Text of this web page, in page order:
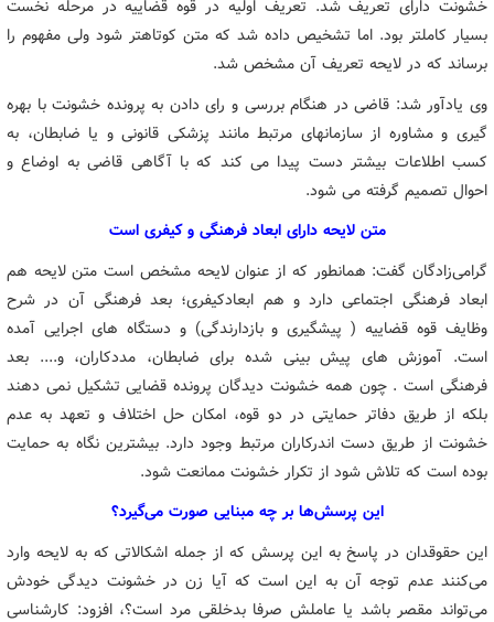
خشونت دارای تعریف شد. تعریف اولیه در قوه قضاییه در مرحله نخست
بسیار کاملتر بود. اما تشخیص داده شد که متن کوتاهتر شود ولی مفهوم را
برساند که در لایحه تعریف آن مشخص شد.
وی یادآور شد: قاضی در هنگام بررسی و رای دادن به پرونده خشونت با بهره
گیری و مشاوره از سازمانهای مرتبط مانند پزشکی قانونی و یا ضابطان، به
کسب اطلاعات بیشتر دست پیدا می کند که با آگاهی قاضی به اوضاع و
احوال تصمیم گرفته می شود.
متن لایحه دارای ابعاد فرهنگی و کیفری است
گرامی‌زادگان گفت: همانطور که از عنوان لایحه مشخص است متن لایحه هم
ابعاد فرهنگی اجتماعی دارد و هم ابعادکیفری؛ بعد فرهنگی آن در شرح
وظایف قوه قضاییه ( پیشگیری و بازدارندگی) و دستگاه های اجرایی آمده
است. آموزش های پیش بینی شده برای ضابطان، مددکاران، و.... بعد
فرهنگی است . چون همه خشونت دیدگان پرونده قضایی تشکیل نمی دهند
بلکه از طریق دفاتر حمایتی در دو قوه، امکان حل اختلاف و تعهد به عدم
خشونت از طریق دست اندرکاران مرتبط وجود دارد. بیشترین نگاه به حمایت
بوده است که تلاش شود از تکرار خشونت ممانعت شود.
این پرسش‌ها بر چه مبنایی صورت می‌گیرد؟
این حقوقدان در پاسخ به این پرسش که از جمله اشکالاتی که به لایحه وارد
می‌کنند عدم توجه آن به این است که آیا زن در خشونت دیدگی خودش
می‌تواند مقصر باشد یا عاملش صرفا بدخلقی مرد است؟، افزود: کارشناسی